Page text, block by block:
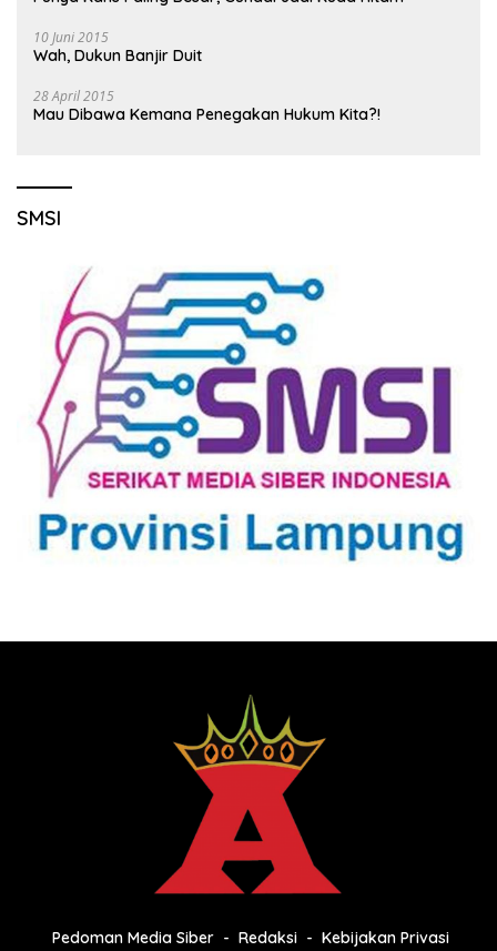
10 Juni 2015
Wah, Dukun Banjir Duit
28 April 2015
Mau Dibawa Kemana Penegakan Hukum Kita?!
SMSI
Pedoman Media Siber Redaksi Kebijakan Privasi